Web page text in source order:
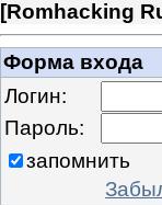
[Romhacking
Форма входа
Логин:
Пароль:
запомнить